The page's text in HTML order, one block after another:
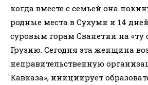
когда вместе с семьей она
родные места в Сухуми и 14
суровым горам Сванетии на «ту
Грузию. Сегодня эта женщина
неправительственную
Кавказа», инициирует